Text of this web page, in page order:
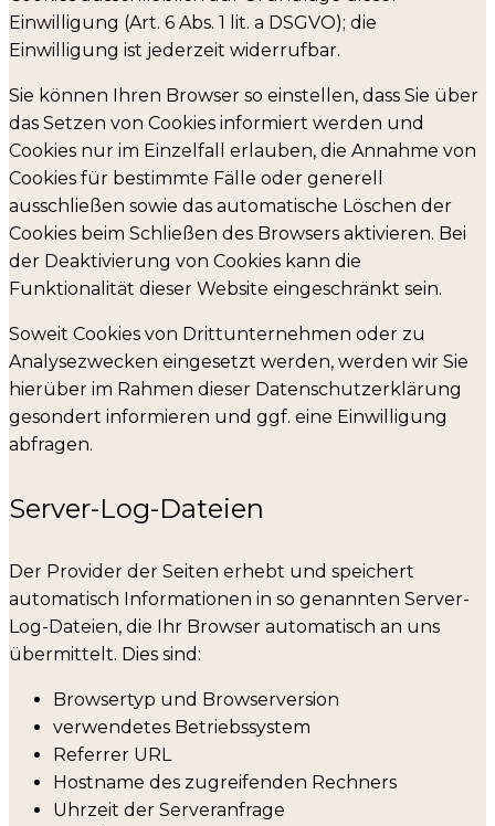
Einwilligung (Art. 6 Abs. 1 lit. a DSGVO); die
Einwilligung ist jederzeit widerrufbar.
Sie können Ihren Browser so einstellen, dass Sie über
das Setzen von Cookies informiert werden und
Cookies nur im Einzelfall erlauben, die Annahme von
Cookies für bestimmte Fälle oder generell
ausschließen sowie das automatische Löschen der
Cookies beim Schließen des Browsers aktivieren. Bei
der Deaktivierung von Cookies kann die
Funktionalität dieser Website eingeschränkt sein.
Soweit Cookies von Drittunternehmen oder zu
Analysezwecken eingesetzt werden, werden wir Sie
hierüber im Rahmen dieser Datenschutzerklärung
gesondert informieren und ggf. eine Einwilligung
abfragen.
Server-Log-Dateien
Der Provider der Seiten erhebt und speichert
automatisch Informationen in so genannten Server-
Log-Dateien, die Ihr Browser automatisch an uns
übermittelt. Dies sind:
Browsertyp und Browserversion
verwendetes Betriebssystem
Referrer URL
Hostname des zugreifenden Rechners
Uhrzeit der Serveranfrage